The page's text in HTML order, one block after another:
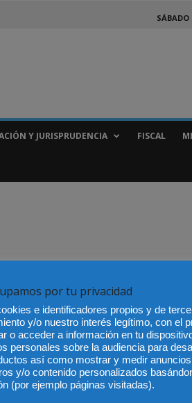
SÁBADO
Y JURISPRUDENCIA FISCAL
por tu privacidad
e identificadores propios y de
y/o nuestro interés legítimo, con el
o acceder a información en tu
personales sobre la audiencia para
así como mostrar y medir
y/o contenido personalizados
(por ejemplo páginas visitadas).